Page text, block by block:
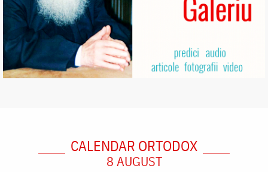
CALENDAR ORTODOX
8 AUGUST